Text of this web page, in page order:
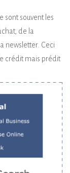
sont souvent les
de la
newsletter. Ceci
crédit mais prédit